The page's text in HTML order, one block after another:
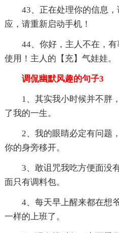
43、正在处理你的信息
应，请重新启动手机！
44、你好，主人不在，
使用！主人的【充】气娃娃。
调侃幽默风趣的句子3
1、其实我小时候并不胖
了我的一生。
2、我的眼睛必定有问题
你的身旁移开。
3、敢诅咒我吃方便面没
面只有调料包。
4、每天早上醒来都在想
一样的上班了。